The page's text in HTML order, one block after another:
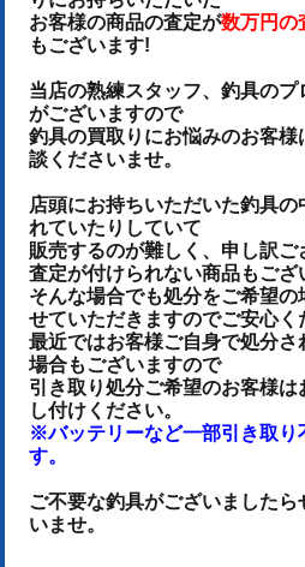
お客様の商品の査定が数万円の
もございます!
当店の熟練スタッフ、釣具の
がございますので
釣具の買取りにお悩みのお客様
談くださいませ。
店頭にお持ちいただいた釣具
れていたりしていて
販売するのが難しく、申し訳
査定が付けられない商品もござ
そんな場合でも処分をご希望
せていただきますのでご安心く
最近ではお客様ご自身で処分
場合もございますので
引き取り処分ご希望のお客様
し付けください。
※バッテリーなど一部引き取り
す。
ご不要な釣具がございました
いませ。